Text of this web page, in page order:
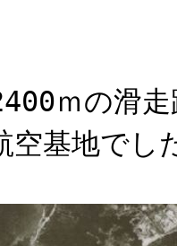
ｍの滑
空基地でし